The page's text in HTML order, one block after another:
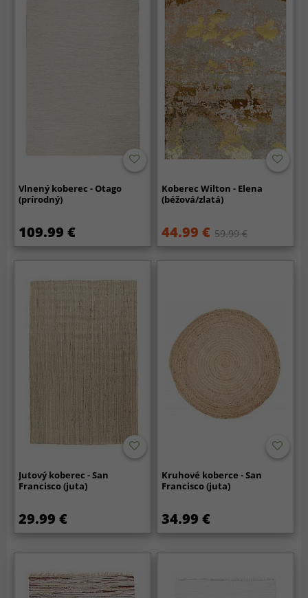
Vlnený koberec - Otago
(prírodný)
109.99 €
Koberec Wilton - Elena
(béžová/zlatá)
44.99 € 59.99 €
Jutový koberec - San
Francisco (juta)
29.99 €
Kruhové koberce - San
Francisco (juta)
34.99 €